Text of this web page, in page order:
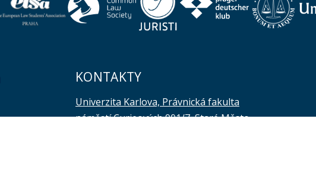
KONTAKTY
Univerzita Karlova, Právnická fakulta
náměstí Curieových 901/7, Staré Město